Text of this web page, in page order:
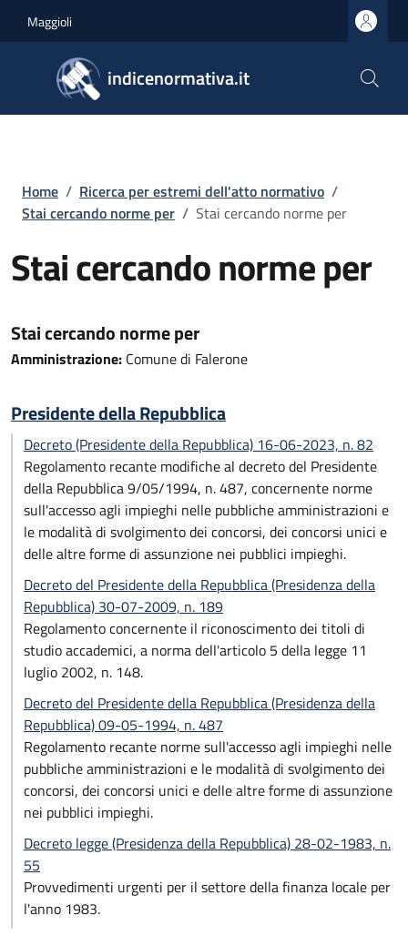
Maggioli
indicenormativa.it
Briciole di pane
Home / Ricerca per estremi dell'atto normativo /
Stai cercando norme per / Stai cercando norme per
Stai cercando norme per
Stai cercando norme per
Amministrazione: Comune di Falerone
Presidente della Repubblica
Decreto (Presidente della Repubblica) 16-06-2023, n. 82
Regolamento recante modifiche al decreto del Presidente
della Repubblica 9/05/1994, n. 487, concernente norme
sull'accesso agli impieghi nelle pubbliche amministrazioni e
le modalità di svolgimento dei concorsi, dei concorsi unici e
delle altre forme di assunzione nei pubblici impieghi.
Decreto del Presidente della Repubblica (Presidenza della
Repubblica) 30-07-2009, n. 189
Regolamento concernente il riconoscimento dei titoli di
studio accademici, a norma dell'articolo 5 della legge 11
luglio 2002, n. 148.
Decreto del Presidente della Repubblica (Presidenza della
Repubblica) 09-05-1994, n. 487
Regolamento recante norme sull'accesso agli impieghi nelle
pubbliche amministrazioni e le modalità di svolgimento dei
concorsi, dei concorsi unici e delle altre forme di assunzione
nei pubblici impieghi.
Decreto legge (Presidenza della Repubblica) 28-02-1983, n.
55
Provvedimenti urgenti per il settore della finanza locale per
l'anno 1983.